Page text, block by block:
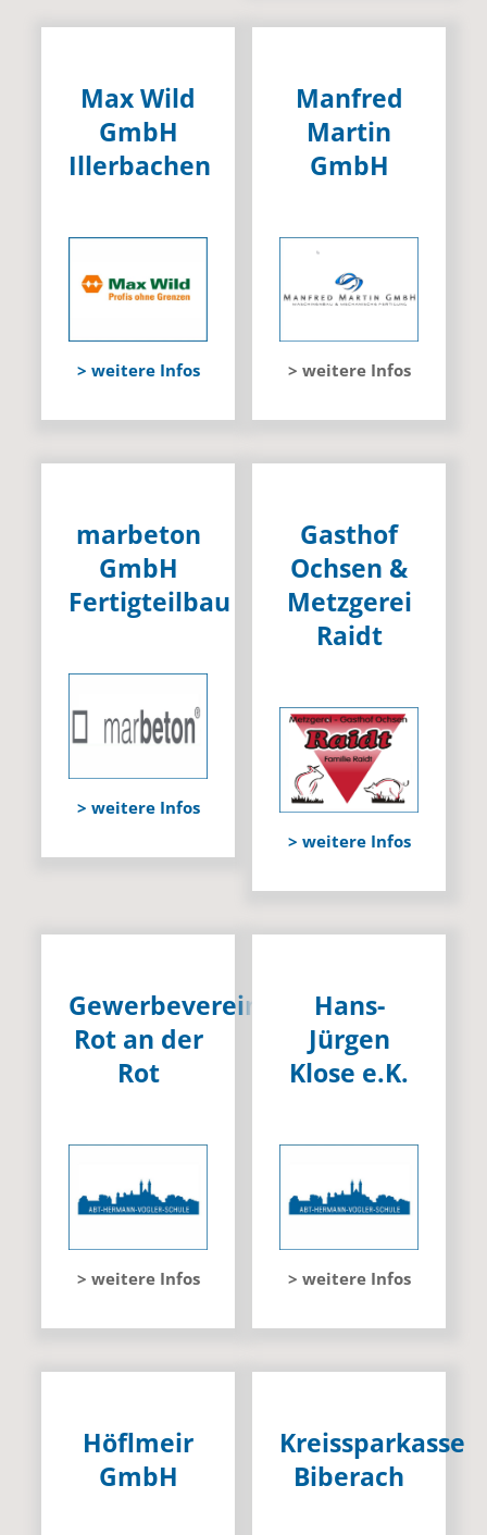
Max Wild
GmbH
Illerbachen
> weitere Infos
Manfred
Martin
GmbH
> weitere Infos
marbeton
GmbH
Fertigteilbau
> weitere Infos
Gasthof
Ochsen &
Metzgerei
Raidt
> weitere Infos
Gewerbeverein
Rot an der
Rot
> weitere Infos
Hans-
Jürgen
Klose e.K.
> weitere Infos
Höflmeir
GmbH
Kreissparkasse
Biberach